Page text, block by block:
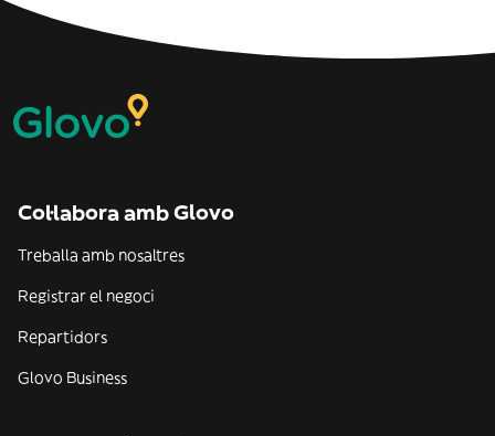
Col·labora amb Glovo
Treballa amb nosaltres
Registrar el negoci
Repartidors
Glovo Business